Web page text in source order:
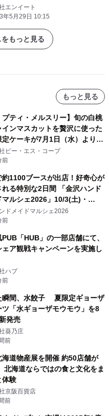
『つまみでつかむ父の心セッ
取り寄せ開始！！
エンイート
年5月29日 10:15
もっと見る
もっと見る
プティ・メルスリー】旬の白桃
インマスカットを贅沢に使った
定ケーキが7月1日（水）より順
！ピー・エス・コープ
前
約1100ブースが出店！好奇心が
れる特別な2日間 「金沢ハンド
マルシェ2026」10/3(土)・
)開催
ドメイドマルシェ2026
前
「HUB」の一部店舗にて、
ェア観戦キャンペーンを実施し
ハブ
前
瞬間、水餃子 夏限定ギョーザ
ツ「水ギョーザモウモウ」を8
発売
葵乃庄
前
海道物産展を開催 約50店舗が
北海道ならではの食と文化をま
体験
京阪百貨店
前